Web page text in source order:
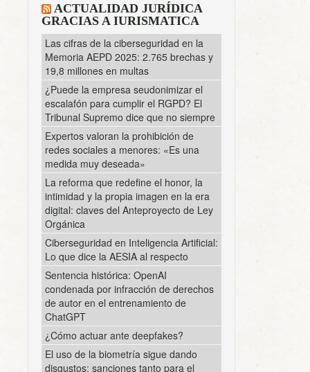
ACTUALIDAD JURÍDICA
GRACIAS A IURISMATICA
Las cifras de la ciberseguridad en la
Memoria AEPD 2025: 2.765 brechas y
19,8 millones en multas
¿Puede la empresa seudonimizar el
escalafón para cumplir el RGPD? El
Tribunal Supremo dice que no siempre
Expertos valoran la prohibición de
redes sociales a menores: «Es una
medida muy deseada»
La reforma que redefine el honor, la
intimidad y la propia imagen en la era
digital: claves del Anteproyecto de Ley
Orgánica
Ciberseguridad en Inteligencia Artificial:
Lo que dice la AESIA al respecto
Sentencia histórica: OpenAI
condenada por infracción de derechos
de autor en el entrenamiento de
ChatGPT
¿Cómo actuar ante deepfakes?
El uso de la biometría sigue dando
disgustos; sanciones tanto para el